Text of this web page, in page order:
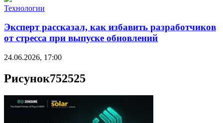
Технологии
Эксперт рассказал, как избавить разработчиков
от стресса при выпуске обновлений
24.06.2026, 17:00
Рисунок752525